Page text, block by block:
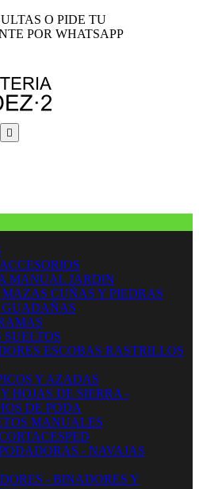
O PIDE TU
POR WHATSAPP

MANUAL JARDIN
CUÑAS Y PIEDRAS
GUADAÑAS
ESCOBAS RASTRILLOS
Y AZADAS
HOJAS DE SIERRA -
DE PODA
MANUALES
- NAVAJAS
- BINADORES Y